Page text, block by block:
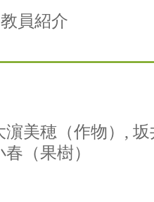
員紹介
美穂（作物）,
（果樹）